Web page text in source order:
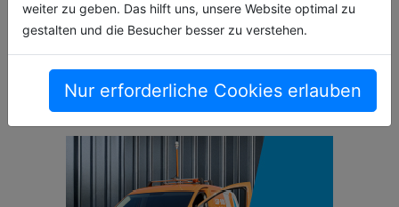
weiter zu geben. Das hilft uns, unsere Website optimal zu
gestalten und die Besucher besser zu verstehen.
Nur erforderliche Cookies erlauben